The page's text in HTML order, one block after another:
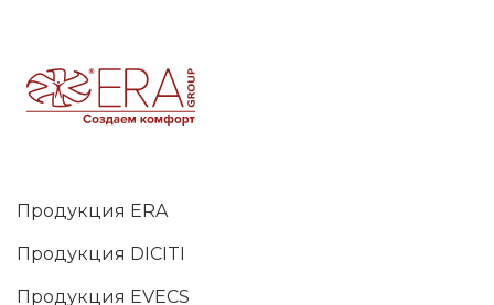
Продукция ERA
Продукция DICITI
Продукция EVECS